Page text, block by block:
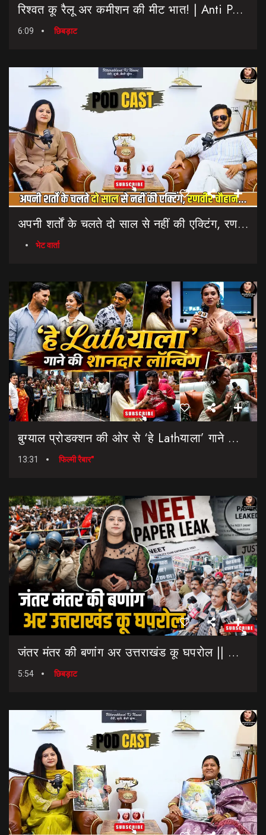
रिश्वत कू रैलू अर कमीशन की मीट भात! | Anti Paper Leak Bill 2026 | Saptahik Chhiprat
6:09 छिबड़ाट
अपनी शर्तों के चलते दो साल से नहीं की एक्टिंग, रणवीर चौहान || Uttarakhand Cinema Untold Secrets
भेट वार्ता
बुग्याल प्रोडक्शन की ओर से ‘हे Lathयाला’ गाने की शानदार लॉन्चिंग || Hey Lathyala || Garhwali Song
13:31 फिल्मी रैबार"
जंतर मंतर की बणांग अर उत्तराखंड कू घपरोल || NEET Paper Leak || Dharmendra Pradhan Resigns
5:54 छिबड़ाट